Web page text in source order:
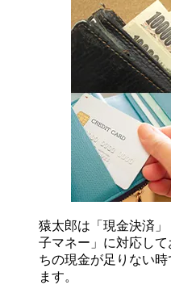
猿太郎は「現金決済
子マネー」に対応し
ちの現金が足りない
ます。